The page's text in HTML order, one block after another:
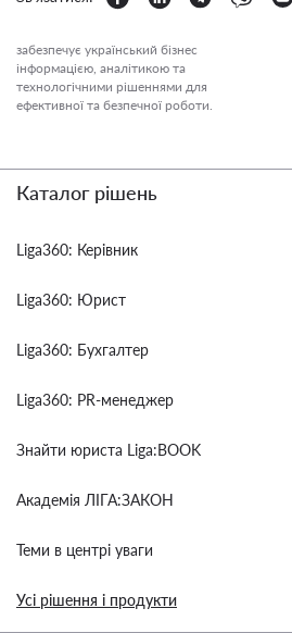
забезпечує український бізнес
інформацією, аналітикою та
технологічними рішеннями для
ефективної та безпечної роботи.
Каталог рішень
Liga360: Керівник
Liga360: Юрист
Liga360: Бухгалтер
Liga360: PR-менеджер
Знайти юриста Liga:BOOK
Академія ЛІГА:ЗАКОН
Теми в центрі уваги
Усі рішення і продукти